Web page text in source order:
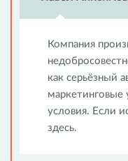
Компания
как серьёзный
маркетинговые
условия. Если
здесь.